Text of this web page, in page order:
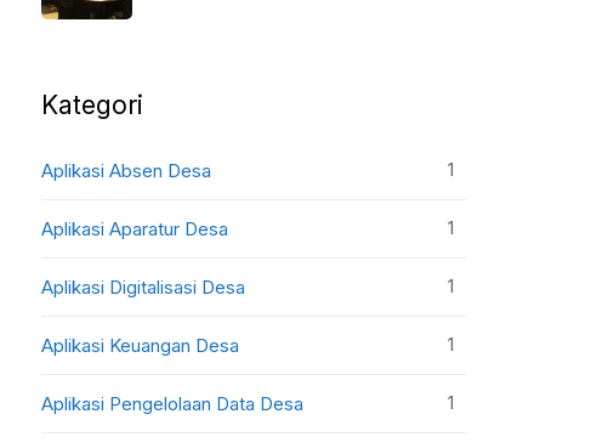
Kategori
Aplikasi Absen Desa 1
Aplikasi Aparatur Desa 1
Aplikasi Digitalisasi Desa 1
Aplikasi Keuangan Desa 1
Aplikasi Pengelolaan Data Desa 1